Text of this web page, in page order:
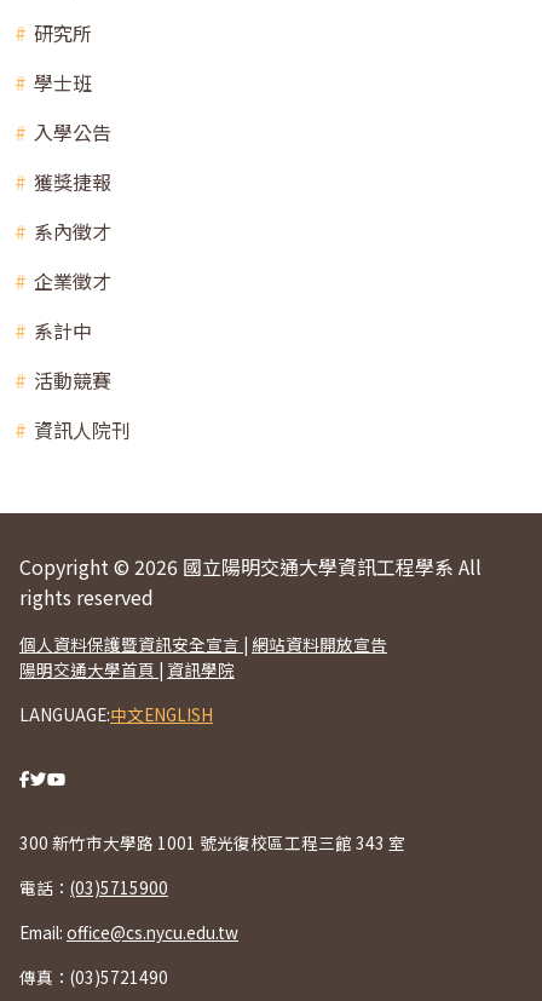
研究所
學士班
入學公告
獲獎捷報
系內徵才
企業徵才
系計中
活動競賽
資訊人院刊
Copyright © 2026 國立陽明交通大學資訊工程學系 All
rights reserved
個人資料保護暨資訊安全宣言 | 網站資料開放宣告
陽明交通大學首頁 | 資訊學院
LANGUAGE:中文ENGLISH
300 新竹市大學路 1001 號光復校區工程三館 343 室
電話： (03)5715900
Email: office@cs.nycu.edu.tw
傳真：(03)5721490